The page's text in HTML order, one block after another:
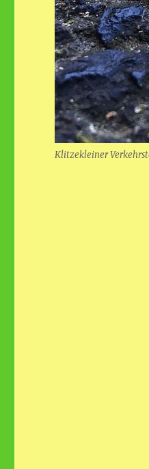
Klitzekleiner